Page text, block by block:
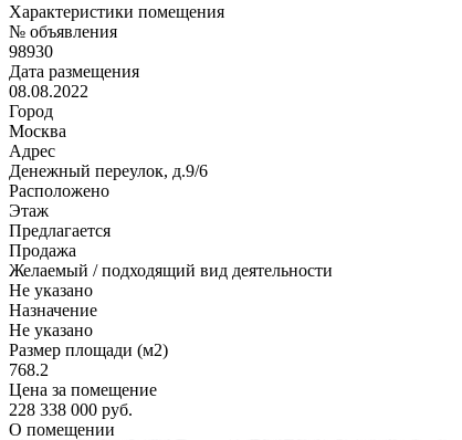
Характеристики помещения
№ объявления
98930
Дата размещения
08.08.2022
Город
Москва
Адрес
Денежный переулок, д.9/6
Расположено
Этаж
Предлагается
Продажа
Желаемый / подходящий вид деятельности
Не указано
Назначение
Не указано
Размер площади (м2)
768.2
Цена за помещение
228 338 000 руб.
О помещении